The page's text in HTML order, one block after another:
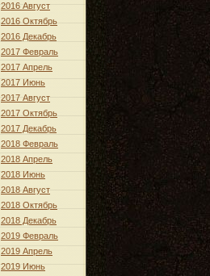
2016 Август
2016 Октябрь
2016 Декабрь
2017 Февраль
2017 Апрель
2017 Июнь
2017 Август
2017 Октябрь
2017 Декабрь
2018 Февраль
2018 Апрель
2018 Июнь
2018 Август
2018 Октябрь
2018 Декабрь
2019 Февраль
2019 Апрель
2019 Июнь